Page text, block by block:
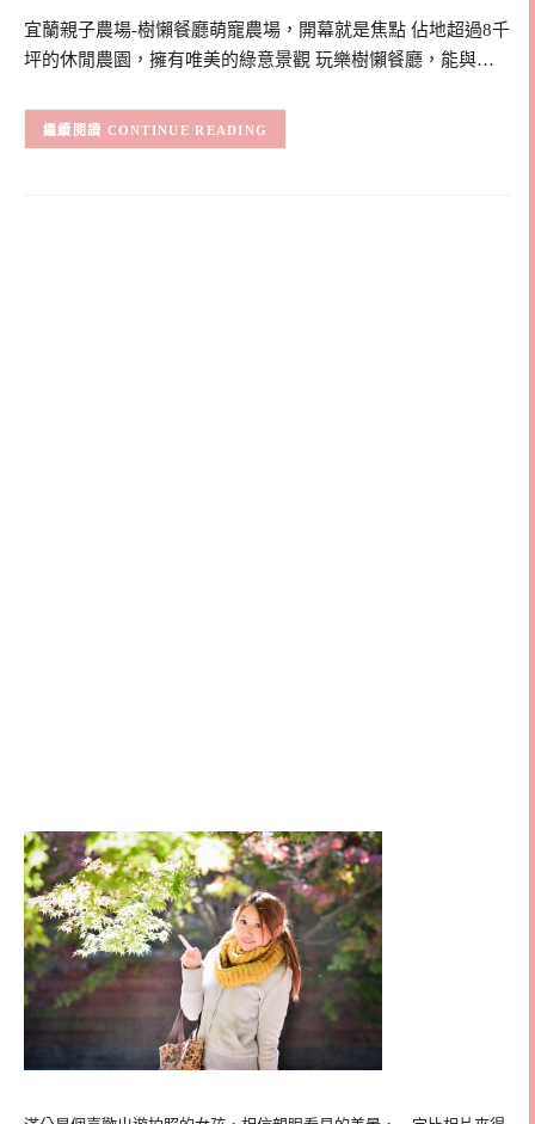
宜蘭親子農場-樹懶餐廳萌寵農場，開幕就是焦點 佔地超過8千
坪的休閒農園，擁有唯美的綠意景觀 玩樂樹懶餐廳，能與…
CONTINUE READING